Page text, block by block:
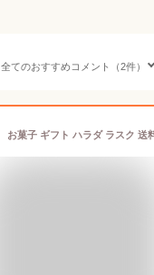
全てのおすすめコメント（2件）